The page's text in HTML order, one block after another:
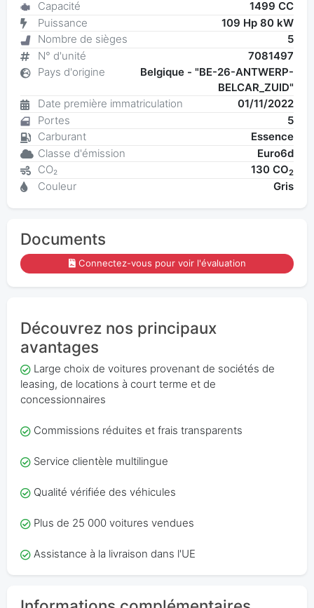
Capacité
1499 CC
Puissance
109 Hp 80 kW
Nombre de sièges
5
N° d'unité
7081497
Pays d'origine
Belgique - "BE-26-ANTWERP-
BELCAR_ZUID"
Date première immatriculation
01/11/2022
Portes
5
Carburant
Essence
Classe d'émission
Euro6d
CO₂
130 CO2
Couleur Gris
Documents
Connectez-vous pour voir l'évaluation
Découvrez nos principaux
avantages
Large choix de voitures provenant de sociétés de
leasing, de locations à court terme et de
concessionnaires
Commissions réduites et frais transparents
Service clientèle multilingue
Qualité vérifiée des véhicules
Plus de 25 000 voitures vendues
Assistance à la livraison dans l'UE